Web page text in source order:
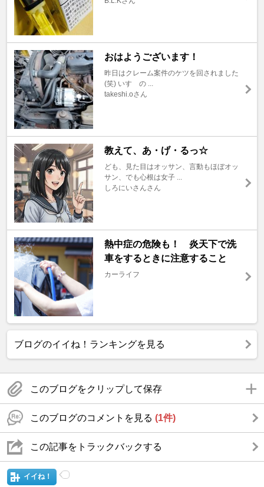
おはようございます！
昨日はクレーム案件のケツを回されました
(笑) いすゞの ...
takeshi.oさん
教えて、あ・げ・るっ☆
ども、見た目はオッサン、言動もほぼオッ
サン、でも心根は女子 ...
しろにいさんさん
熱中症の危険も！ 炎天下で洗
車をするときに注意すること
カーライフ
ブログのイイね！ランキングを見る
このブログをクリップして保存
このブログのコメントを見る (1件)
この記事をトラックバックする
イイね！